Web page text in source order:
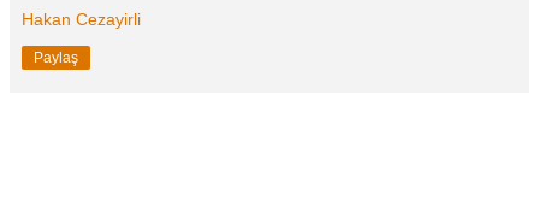
Hakan Cezayirli
Paylaş